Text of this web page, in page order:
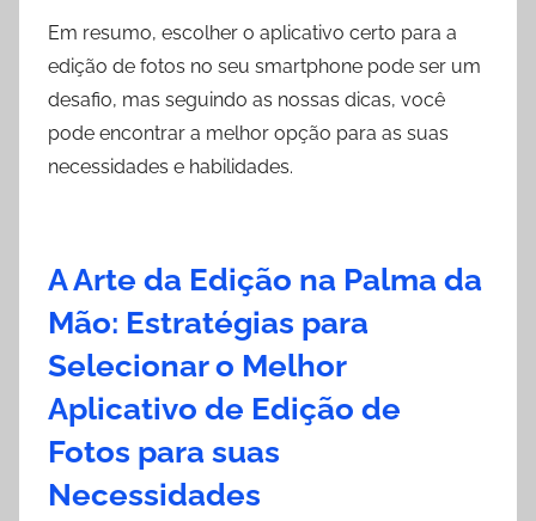
Em resumo, escolher o aplicativo certo para a
edição de fotos no seu smartphone pode ser um
desafio, mas seguindo as nossas dicas, você
pode encontrar a melhor opção para as suas
necessidades e habilidades.
A Arte da Edição na Palma da
Mão: Estratégias para
Selecionar o Melhor
Aplicativo de Edição de
Fotos para suas
Necessidades